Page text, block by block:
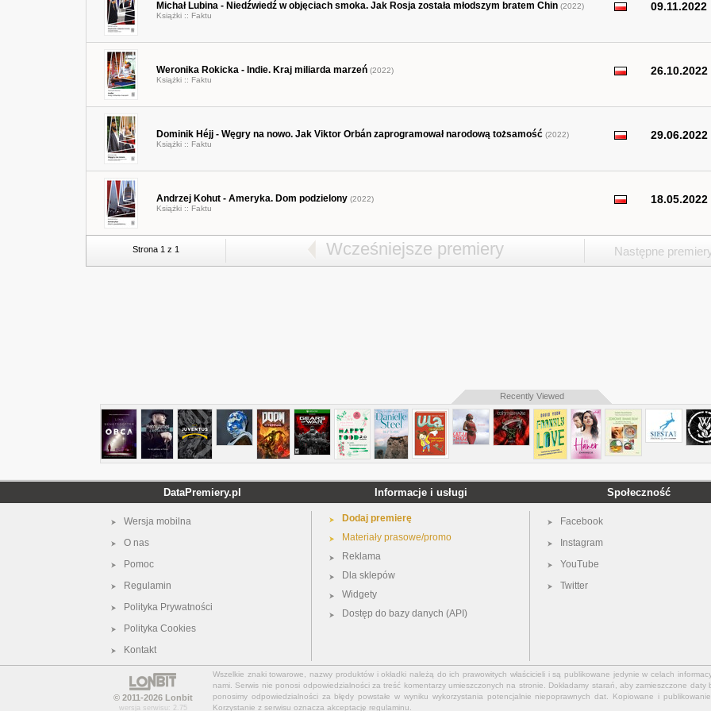
Michał Lubina - Niedźwiedź w objęciach smoka. Jak Rosja została młodszym bratem Chin (2022)
Książki :: Faktu
09.11.2022
Weronika Rokicka - Indie. Kraj miliarda marzeń (2022)
Książki :: Faktu
26.10.2022
Dominik Héjj - Węgry na nowo. Jak Viktor Orbán zaprogramował narodową tożsamość (2022)
Książki :: Faktu
29.06.2022
Andrzej Kohut - Ameryka. Dom podzielony (2022)
Książki :: Faktu
18.05.2022
Strona 1 z 1 Wcześniejsze premiery Następne
Recently Viewed
DataPremiery.pl
Wersja mobilna
O nas
Pomoc
Regulamin
Polityka Prywatności
Polityka Cookies
Kontakt
Informacje i usługi
Dodaj premierę
Materiały prasowe/promo
Reklama
Dla sklepów
Widgety
Dostęp do bazy danych (API)
Społeczność
Facebook
Instagram
YouTube
Twitter
© 2011-2026 Lonbit
wersja serwisu: 2.75
Wszelkie znaki towarowe, nazwy produktów i okładki należą do ich prawowitych właścicieli i są publikowane jedynie w celach
nami. Serwis nie ponosi odpowiedzialności za treść komentarzy umieszczonych na stronie. Dokładamy starań, aby zamieszczone
ponosimy odpowiedzialności za błędy powstałe w wyniku wykorzystania potencjalnie niepoprawnych dat. Kopiowane i
Korzystanie z serwisu oznacza akceptację regulaminu